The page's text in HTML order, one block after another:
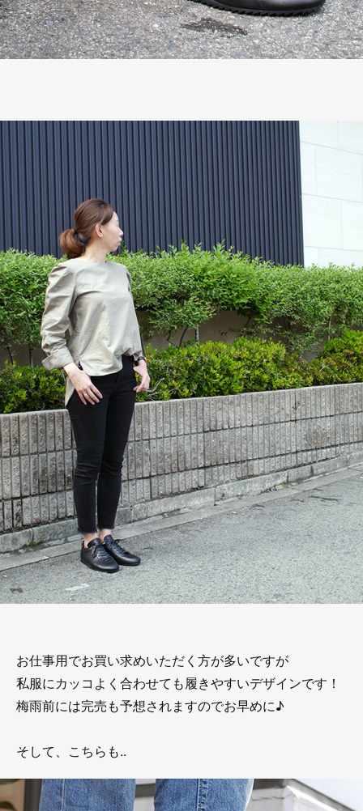
お仕事用でお買い求めいただく方が多いですが
私服にカッコよく合わせても履きやすいデザインです！
梅雨前には完売も予想されますのでお早めに♪
そして、こちらも..